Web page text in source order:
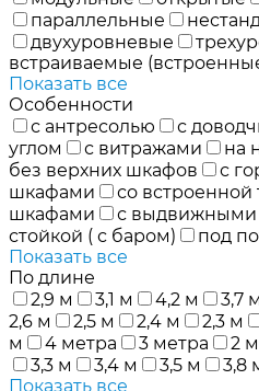
параллельные
двухуровневые
встраиваемые
Показать все
Особенности
с антресолью
с
углом
с витражами на
без верхних шкафов
с
шкафами
со встроенной
шкафами
с
стойкой ( с баром)
под
Показать все
По длине
2,9 м
3,1 м 4,2 м 3,7 м
2,6 м
2,5 м 2,4 м 2,3 м
м
4 метра 3 метра 2
3,3 м
3,4 м 3,5 м 3,8
Показать все